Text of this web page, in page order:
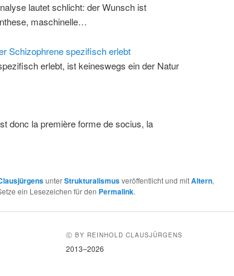
lautet schlicht: der Wunsch ist
maschinelle…
Schizophrene spezifisch erlebt
erlebt, ist keineswegs ein der Natur
donc la première forme de socius, la
unterStrukturalismusveröffentlicht und mitAltern,
ein Lesezeichen für den Permalink.
Ⓒ BY REINHOLD CLAUSJÜRGENS
2013–2026